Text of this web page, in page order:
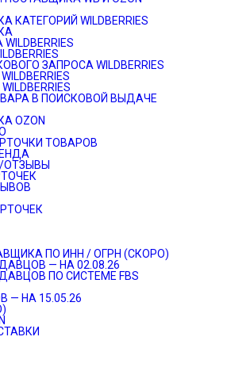
WILDBERRIES
ЗАПРОСА WILDBERRIES
В ПОИСКОВОЙ ВЫДАЧЕ
OZON
ТОВАРОВ
ПО ИНН / ОГРН (СКОРО)
— НА 02.08.26
ПО СИСТЕМЕ FBS
— НА 15.05.26